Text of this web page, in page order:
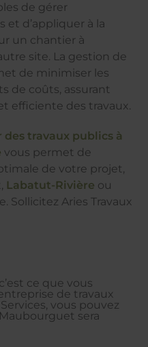
de gérer
et d’appliquer à la
un chantier à
site. La gestion de
de minimiser les
de coûts, assurant
efficiente des travaux.
des travaux publics à
vous permet de
de votre projet,
Labatut-Rivière ou
Sollicitez Aries Travaux
ce que vous
de travaux
vous pouvez
sera